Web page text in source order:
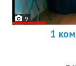
9
1